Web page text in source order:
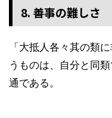
8. 善事の難しさ
「大抵人各々其の類
うものは、自分と同
通である。